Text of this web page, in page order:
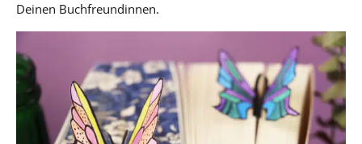
Deinen Buchfreundinnen.